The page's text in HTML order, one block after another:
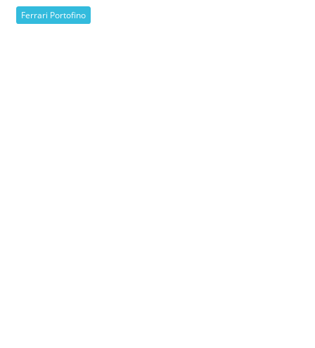
Ferrari Portofino